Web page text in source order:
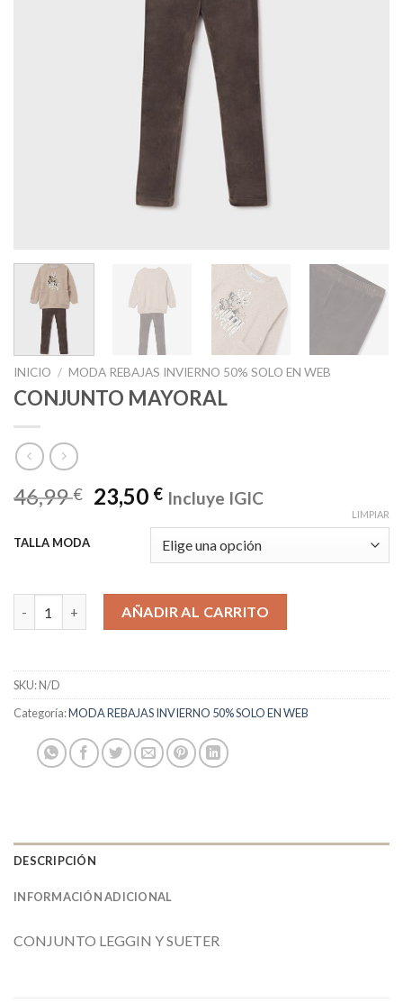
INICIO / MODA REBAJAS INVIERNO 50% SOLO EN WEB
CONJUNTO MAYORAL
46,99€ 23,50 € Incluye IGIC
TALLA MODA
LIMPIAR
CONJUNTO MAYORAL cantidad
AÑADIR AL CARRITO
SKU:N/D
Categoría:MODA REBAJAS INVIERNO 50% SOLO EN WEB
DESCRIPCIÓN
INFORMACIÓN ADICIONAL
CONJUNTO LEGGIN Y SUETER